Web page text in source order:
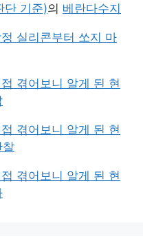
단 기준)의 베란다수지
실리콘부터 쏘지 마
겪어보니 알게 된 현
겪어보니 알게 된 현
찰
겪어보니 알게 된 현